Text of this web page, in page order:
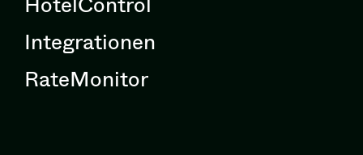
Integrationen
RateMonitor